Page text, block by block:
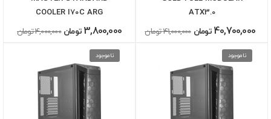
ATX3.0
40,700,000 تومان 41,000,000 تومان
COOLER I۷۰C ARG
3,800,000 تومان 4,000,000 تومان
ناموجود ناموجود